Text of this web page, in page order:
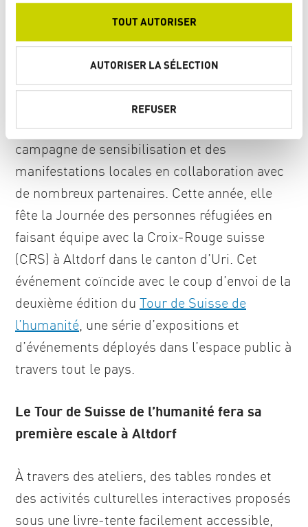
TOUT AUTORISER
AUTORISER LA SÉLECTION
REFUSER
s’avèrent plus importantes que jamais. C’est
dans ce but qu’a été instituée la Journée
nationale des personnes réfugiées, créée
en 1981 par le Conseil fédéral à l’initiative de
l’OSAR. Depuis lors, l’OSAR célèbre chaque
année cette journée en organisant une
campagne de sensibilisation et des
manifestations locales en collaboration avec
de nombreux partenaires. Cette année, elle
fête la Journée des personnes réfugiées en
faisant équipe avec la Croix-Rouge suisse
(CRS) à Altdorf dans le canton d’Uri. Cet
événement coïncide avec le coup d’envoi de la
deuxième édition du Tour de Suisse de
l’humanité, une série d’expositions et
d’événements déployés dans l’espace public à
travers tout le pays.
Le Tour de Suisse de l’humanité fera sa
première escale à Altdorf
À travers des ateliers, des tables rondes et
des activités culturelles interactives proposés
sous une livre-tente facilement accessible,